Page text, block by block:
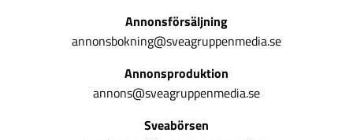
Annonsförsäljning
annonsbokning@sveagruppenmedia.se
Annonsproduktion
annons@sveagruppenmedia.se
Sveabörsen